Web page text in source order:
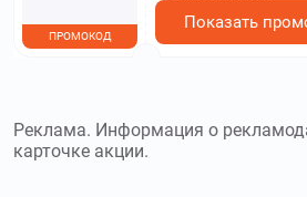
ПРОМОКОД
Показать
Реклама. Информация о
карточке акции.